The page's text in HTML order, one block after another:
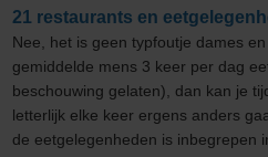
21 restaurants en
Nee, het is geen typfoutje dames
gemiddelde mens 3 keer per dag
beschouwing gelaten), dan kan je
letterlijk elke keer ergens anders
de eetgelegenheden is inbegrepen